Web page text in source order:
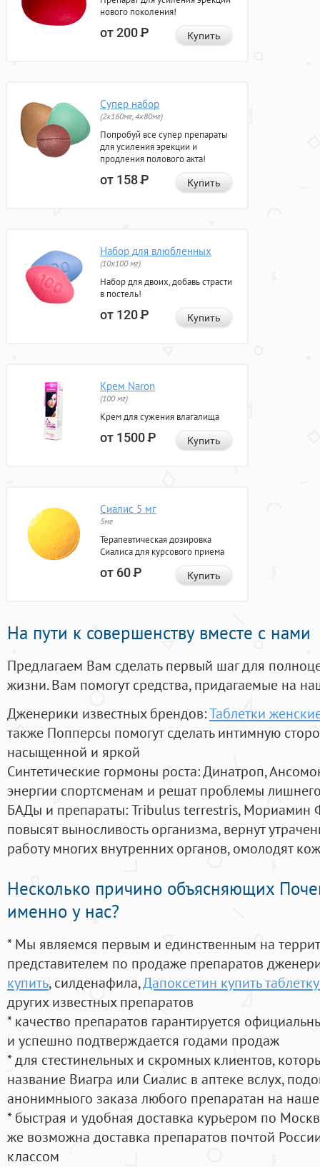
нового поколения!
от 200Р Купить
Супер набор
(2х160мг, 4х80мг)
Попробуй все супер препараты
для усиления эрекции и
продления полового акта!
от 158Р Купить
Набор для влюбленных
(10х100 мг)
Набор для двоих, добавь страсти
в постель!
от 120Р Купить
Крем Naron
(100 мг)
Крем для сужения влагалища
от 1500Р Купить
Сиалис 5 мг
5мг
Терапевтическая дозировка
Сиалиса для курсового приема
от 60Р Купить
На пути к совершенству вместе с нами
Предлагаем Вам сделать первый шаг для
жизни. Вам помогут средства, придагаемые на
Дженерики известных брендов:Таблетки
также Попперсы помогут сделать интимную
насыщенной и яркой
Синтетические гормоны роста: Динатроп,
энергии спортсменам и решат проблемы
БАДы и препараты:Tribulus terrestris, Мориамин
повысят выносливость организма, вернут
работу многих внутренних органов, омолодят
Несколько причино объясняющих
именно у нас?
* Мы являемся первым и единственным на
представителем по продаже препаратов
купить, силденафила,Дапоксетин купить
других известных препаратов
* качество препаратов гарантируется
и успешно подтверждается годами продаж
* для стестинельных и скромных клиентов,
название Виагра или Сиалис в аптеке вслух,
анонимныого заказа любого препаратан на
* быстрая и удобная доставка курьером по
же возможна доставка препаратов почтой
классом